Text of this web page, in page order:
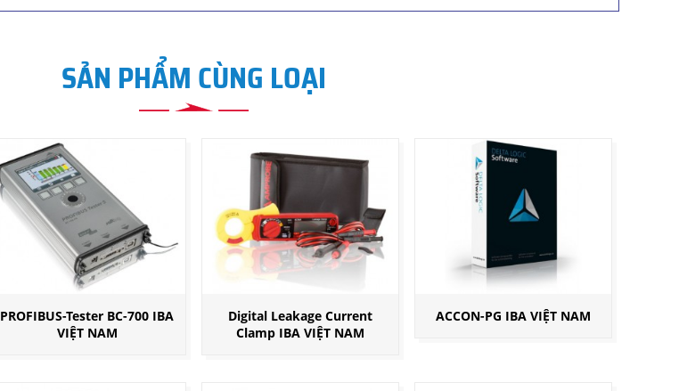
SẢN PHẨM CÙNG LOẠI
PROFIBUS-Tester BC-700 IBA
VIỆT NAM
Digital Leakage Current
Clamp IBA VIỆT NAM
ACCON-PG IBA VIỆT NAM